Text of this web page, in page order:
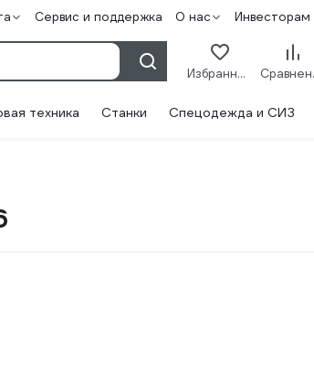
Сервис и поддержка О нас Инвесторам
Избранное
техника Станки Спецодежда и СИЗ